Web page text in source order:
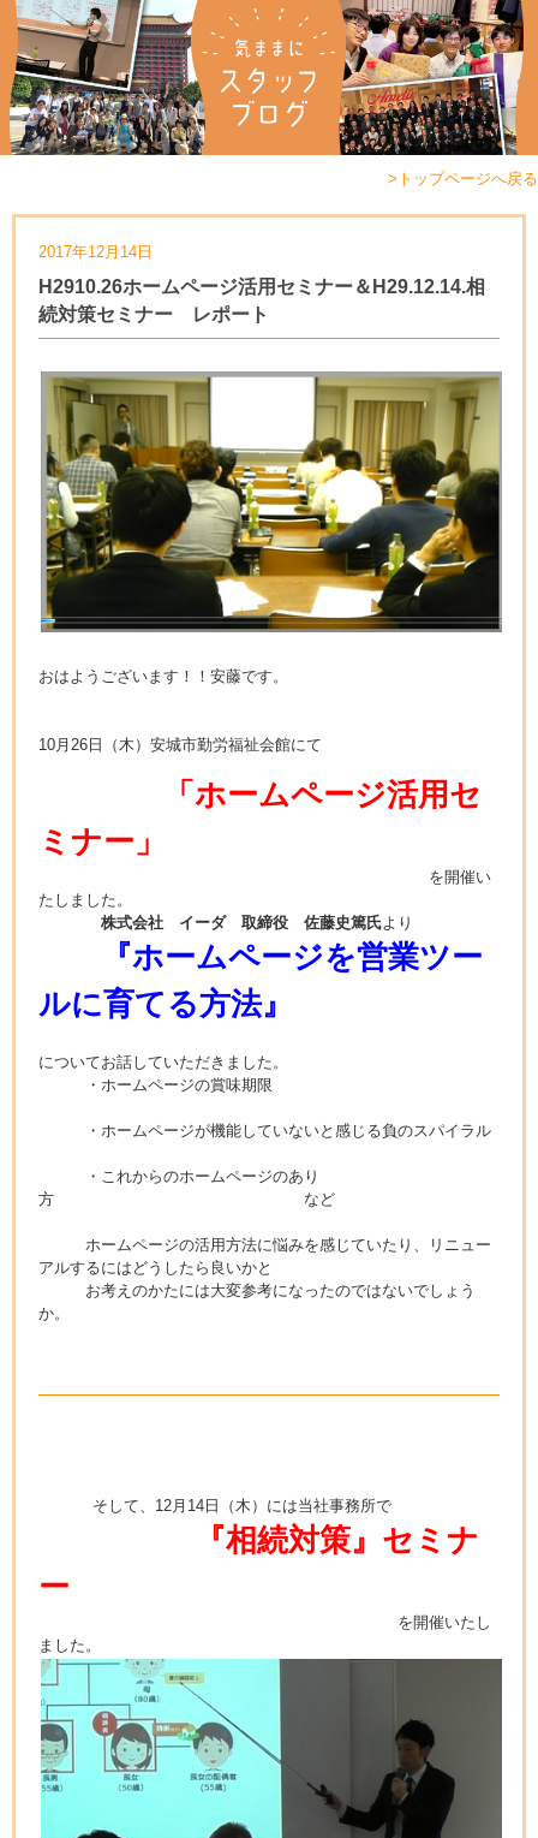
>トップページへ戻る
2017年12月14日
H2910.26ホームページ活用セミナー＆H29.12.14.相
続対策セミナー レポート
おはようございます！！安藤です。
10月26日（木）安城市勤労福祉会館にて
「ホームページ活用セ
ミナー」
を開催い
たしました。
株式会社 イーダ 取締役 佐藤史篤氏より
『ホームページを営業ツー
ルに育てる方法』
についてお話していただきました。
・ホームページの賞味期限
・ホームページが機能していないと感じる負のスパイラル
・これからのホームページのあり
方 など
ホームページの活用方法に悩みを感じていたり、リニュー
アルするにはどうしたら良いかと
お考えのかたには大変参考になったのではないでしょう
か。
そして、 12月14日（木）には当社事務所で
『相続対策』セミナ
ー
を開催いたし
ました。